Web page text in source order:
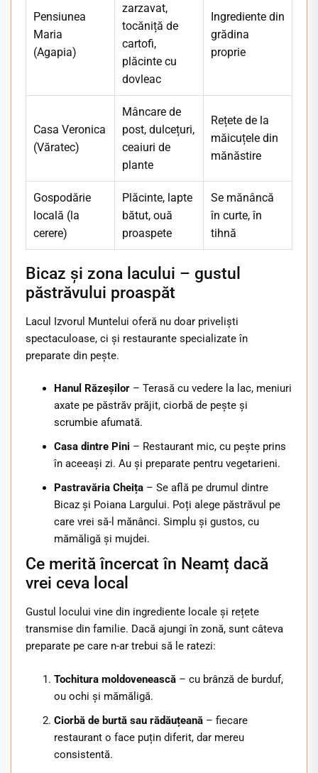
Pensiunea
Maria
(Agapia)
zarzavat,
tocăniță de
cartofi,
plăcinte cu
dovleac
Ingrediente din
grădina
proprie
Casa Veronica
(Văratec)
Mâncare de
post, dulcețuri,
ceaiuri de
plante
Rețete de la
măicuțele din
mănăstire
Gospodărie
locală (la
cerere)
Plăcinte, lapte
bătut, ouă
proaspete
Se mănâncă
în curte, în
tihnă
Bicaz și zona lacului – gustul
păstrăvului proaspăt
Lacul Izvorul Muntelui oferă nu doar priveliști
spectaculoase, ci și restaurante specializate în
preparate din pește.
Hanul Răzeșilor – Terasă cu vedere la lac, meniuri
axate pe păstrăv prăjit, ciorbă de pește și
scrumbie afumată.
Casa dintre Pini – Restaurant mic, cu pește prins
în aceeași zi. Au și preparate pentru vegetarieni.
Pastravăria Cheița – Se află pe drumul dintre
Bicaz și Poiana Largului. Poți alege păstrăvul pe
care vrei să-l mănânci. Simplu și gustos, cu
mămăligă și mujdei.
Ce merită încercat în Neamț dacă
vrei ceva local
Gustul locului vine din ingrediente locale și rețete
transmise din familie. Dacă ajungi în zonă, sunt câteva
preparate pe care n-ar trebui să le ratezi:
Tochitura moldovenească – cu brânză de burduf,
ou ochi și mămăligă.
Ciorbă de burtă sau rădăuțeană – fiecare
restaurant o face puțin diferit, dar mereu
consistentă.